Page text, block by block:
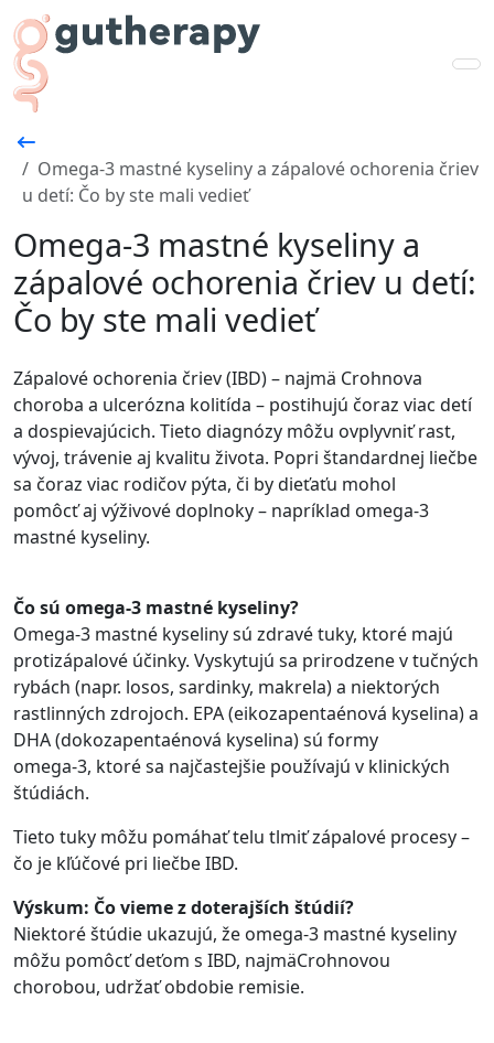
Omega-3 mastné kyseliny a zápalové ochorenia čriev
u detí: Čo by ste mali vedieť
Omega-3 mastné kyseliny a
zápalové ochorenia čriev u detí:
Čo by ste mali vedieť
Zápalové ochorenia čriev (IBD) – najmä Crohnova
choroba a ulcerózna kolitída – postihujú čoraz viac detí
a dospievajúcich. Tieto diagnózy môžu ovplyvniť rast,
vývoj, trávenie aj kvalitu života. Popri štandardnej liečbe
sa čoraz viac rodičov pýta, či by dieťaťu mohol
pomôcť aj výživové doplnoky – napríklad omega-3
mastné kyseliny.
Čo sú omega-3 mastné kyseliny?
Omega-3 mastné kyseliny sú zdravé tuky, ktoré majú
protizápalové účinky. Vyskytujú sa prirodzene v tučných
rybách (napr. losos, sardinky, makrela) a niektorých
rastlinných zdrojoch. EPA (eikozapentaénová kyselina) a
DHA (dokozapentaénová kyselina) sú formy
omega-3, ktoré sa najčastejšie používajú v klinických
štúdiách.
Tieto tuky môžu pomáhať telu tlmiť zápalové procesy –
čo je kľúčové pri liečbe IBD.
Výskum: Čo vieme z doterajších štúdií?
Niektoré štúdie ukazujú, že omega-3 mastné kyseliny
môžu pomôcť deťom s IBD, najmäCrohnovou
chorobou, udržať obdobie remisie.